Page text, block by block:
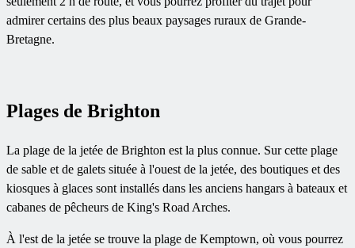
admirer certains des plus beaux paysages ruraux de Grande-
Bretagne.
Plages de Brighton
La plage de la jetée de Brighton est la plus connue. Sur cette plage
de sable et de galets située à l'ouest de la jetée, des boutiques et des
kiosques à glaces sont installés dans les anciens hangars à bateaux et
cabanes de pêcheurs de King's Road Arches.
À l'est de la jetée se trouve la plage de Kemptown, où vous pourrez